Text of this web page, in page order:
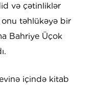
və çətinliklər
onu təhlükəyə bir
Bahriye Üçok
içində kitab